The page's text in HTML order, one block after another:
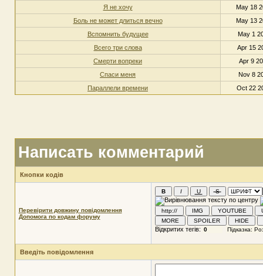
Я не хочу
May 18
Боль не может длиться вечно
May 13
Вспомнить будущее
May 1
Всего три слова
Apr 15
Смерти вопреки
Apr 9
Спаси меня
Nov 8
Параллели времени
Oct 22
Написать комментарий
Кнопки кодів
Перевірити довжину повідомлення
Допомога по кодам форуму
Відкритих тегів:
Введіть повідомлення